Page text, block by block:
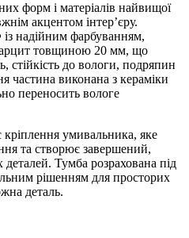
форм і матеріалів найвищої
акцентом інтер’єру.
надійним фарбуванням,
товщиною 20 мм, що
стійкість до вологи, подряпин
частина виконана з кераміки
переносить вологе
умивальника, яке
та створює завершений,
Тумба розрахована під
рішенням для просторих
деталь.